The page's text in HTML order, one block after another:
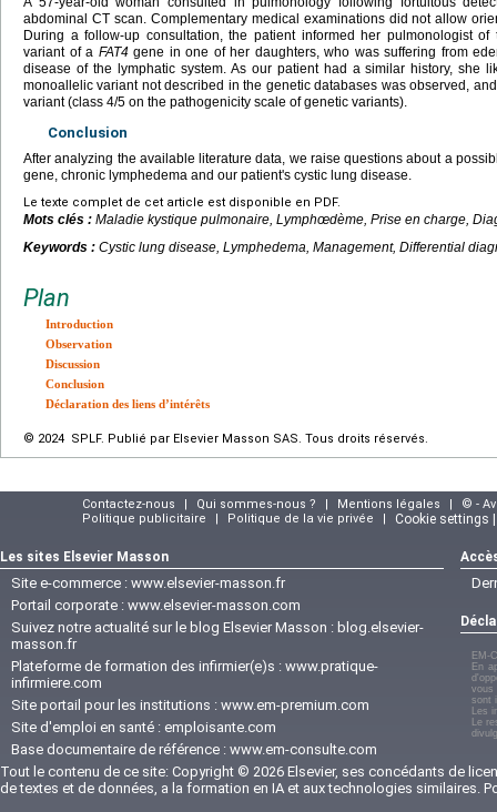
abdominal CT scan. Complementary medical examinations did not allow
During a follow-up consultation, the patient informed her pulmonologist
variant of a FAT4gene in one of her daughters, who was suffering from
disease of the lymphatic system. As our patient had a similar history, she
monoallelic variant not described in the genetic databases was observed,
variant (class 4/5 on the pathogenicity scale of genetic variants).
Conclusion
After analyzing the available literature data, we raise questions about a
gene, chronic lymphedema and our patient's cystic lung disease.
Le texte complet de cet article est disponible en PDF.
Mots clés : Maladie kystique pulmonaire, Lymphœdème, Prise en charge,
Keywords : Cystic lung disease, Lymphedema, Management, Differential
Plan
Introduction
Observation
Discussion
Conclusion
Déclaration des liens d’intérêts
© 2024 SPLF. Publié par Elsevier Masson SAS. Tous droits réservés.
Contactez-nous | Qui sommes-nous ? | Mentions légales |
© -
Politique publicitaire
| Politique de la vie privée | Cookie settings
Les sites Elsevier Masson
Site e-commerce : www.elsevier-masson.fr
Portail corporate : www.elsevier-masson.com
Suivez notre actualité sur le blog Elsevier Masson : blog.elsevier-
masson.fr
Plateforme de formation des infirmier(e)s : www.pratique-
infirmiere.com
Site portail pour les institutions : www.em-premium.com
Site d'emploi en santé : emploisante.com
Base documentaire de référence : www.em-consulte.com
EM-
En
vous
sont
Les
Le
Tout le contenu de ce site: Copyright © 2026 Elsevier, ses concédants de
de textes et de données, a la formation en IA et aux technologies similaires.